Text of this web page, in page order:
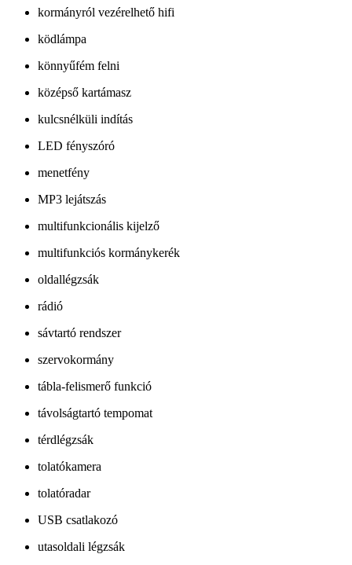
kormányról vezérelhető hifi
ködlámpa
könnyűfém felni
középső kartámasz
kulcsnélküli indítás
LED fényszóró
menetfény
MP3 lejátszás
multifunkcionális kijelző
multifunkciós kormánykerék
oldallégzsák
rádió
sávtartó rendszer
szervokormány
tábla-felismerő funkció
távolságtartó tempomat
térdlégzsák
tolatókamera
tolatóradar
USB csatlakozó
utasoldali légzsák